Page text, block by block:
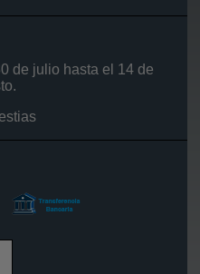
de julio hasta el 14de